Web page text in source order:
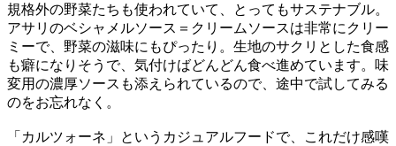
規格外の野菜たちも使われていて、とってもサステナブル。
アサリのベシャメルソース＝クリームソースは非常にクリー
ミーで、野菜の滋味にもぴったり。生地のサクリとした食感
も癖になりそうで、気付けばどんどん食べ進めています。味
変用の濃厚ソースも添えられているので、途中で試してみる
のをお忘れなく。
「カルツォーネ」というカジュアルフードで、これだけ感嘆